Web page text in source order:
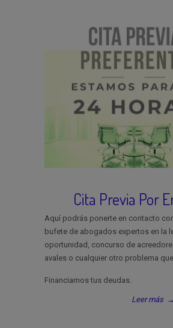
Cita Previa Por
Aquí podrás ponerte en contacto
bufete de abogados expertos en la
oportunidad, concurso de
avales o cualquier otro problema
Financiamos tus deudas.
Leer más →